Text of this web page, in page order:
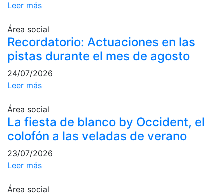
Salidas
culturales
e
Inspirational
Calendario de
Actividades
Sociales
Juegos de
mesa
Leer más
Área social
Recordatorio: Actuaciones en las
pistas durante el mes de agosto
24/07/2026
Leer más
Área social
La fiesta de blanco by Occident, el
colofón a las veladas de verano
23/07/2026
Leer más
Área social